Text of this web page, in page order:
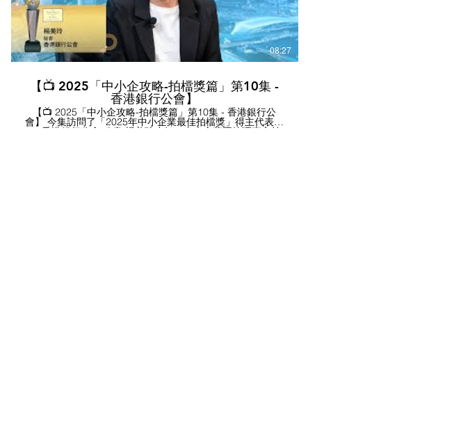
企獎 #最佳中小企業獎 #中小企業最佳拍檔獎 #鵬程中小企青
年創意創業獎 #ESG領先企業獎 #HKGCSMB #3Business
#SME #SMEaward2025
08:27
【📺 2025「中小企攻略-拍檔獎篇」第10集 -
香港銀行公會】
【📺 2025「中小企攻略-拍檔獎篇」第10集 - 香港銀行公
會】 今集訪問了「2025年中小企業最佳拍檔獎」得主代表 --
--- 香港銀行公會 秘書 楊美玲小姐，由本會蕭國煒理事主持